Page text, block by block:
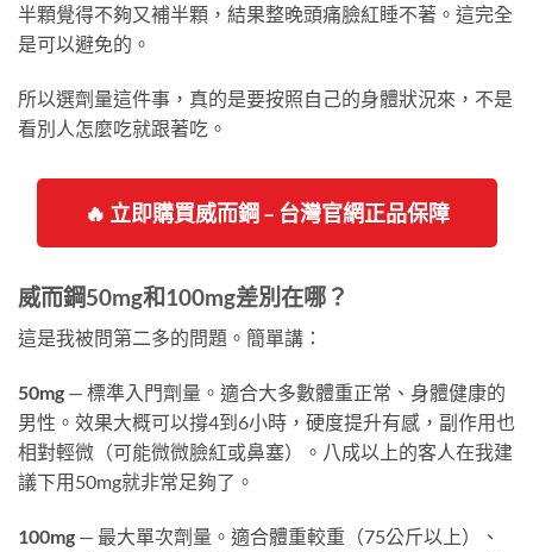
半顆覺得不夠又補半顆，結果整晚頭痛臉紅睡不著。這完全
是可以避免的。
所以選劑量這件事，真的是要按照自己的身體狀況來，不是
看別人怎麼吃就跟著吃。
🔥 立即購買威而鋼 – 台灣官網正品保障
威而鋼50mg和100mg差別在哪？
這是我被問第二多的問題。簡單講：
50mg — 標準入門劑量。適合大多數體重正常、身體健康的
男性。效果大概可以撐4到6小時，硬度提升有感，副作用也
相對輕微（可能微微臉紅或鼻塞）。八成以上的客人在我建
議下用50mg就非常足夠了。
100mg — 最大單次劑量。適合體重較重（75公斤以上）、